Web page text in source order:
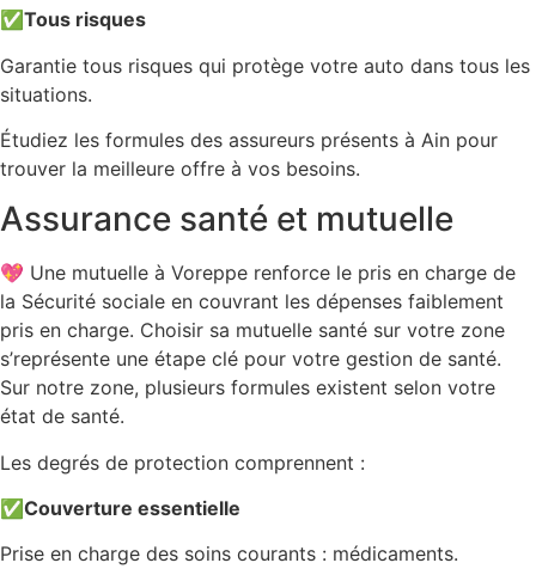
✅Tous risques
Garantie tous risques qui protège votre auto dans tous les
situations.
Étudiez les formules des assureurs présents à Ain pour
trouver la meilleure offre à vos besoins.
Assurance santé et mutuelle
💖 Une mutuelle à Voreppe renforce le pris en charge de
la Sécurité sociale en couvrant les dépenses faiblement
pris en charge. Choisir sa mutuelle santé sur votre zone
s’représente une étape clé pour votre gestion de santé.
Sur notre zone, plusieurs formules existent selon votre
état de santé.
Les degrés de protection comprennent :
✅Couverture essentielle
Prise en charge des soins courants : médicaments.